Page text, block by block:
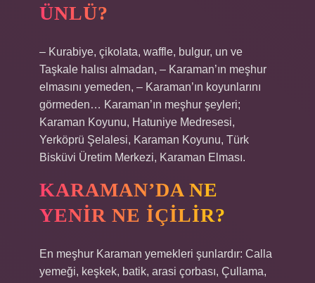
ÜNLÜ?
– Kurabiye, çikolata, waffle, bulgur, un ve
Taşkale halısı almadan, – Karaman’ın meşhur
elmasını yemeden, – Karaman’ın koyunlarını
görmeden… Karaman’ın meşhur şeyleri;
Karaman Koyunu, Hatuniye Medresesi,
Yerköprü Şelalesi, Karaman Koyunu, Türk
Bisküvi Üretim Merkezi, Karaman Elması.
KARAMAN’DA NE
YENIR NE IÇILIR?
En meşhur Karaman yemekleri şunlardır: Calla
yemeği, keşkek, batik, arasi çorbası, Çullama,